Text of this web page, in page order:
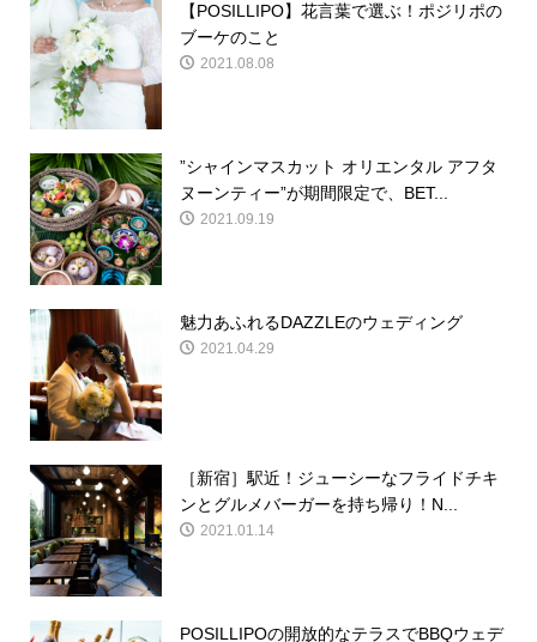
【POSILLIPO】花言葉で選ぶ！ポジリポの
ブーケのこと
2021.08.08
”シャインマスカット オリエンタル アフタ
ヌーンティー”が期間限定で、BET...
2021.09.19
魅力あふれるDAZZLEのウェディング
2021.04.29
［新宿］駅近！ジューシーなフライドチキ
ンとグルメバーガーを持ち帰り！N...
2021.01.14
POSILLIPOの開放的なテラスでBBQウェデ